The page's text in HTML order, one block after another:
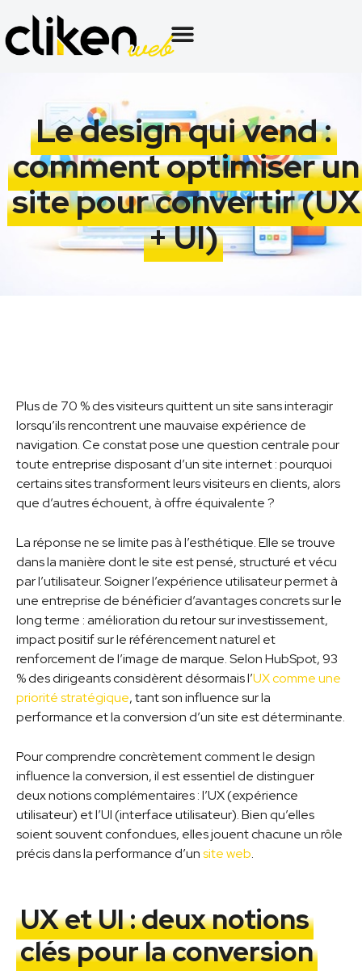
Le design qui vend :
comment optimiser un
site pour convertir (UX
+ UI)
Plus de 70 % des visiteurs quittent un site sans interagir
lorsqu’ils rencontrent une mauvaise expérience de
navigation. Ce constat pose une question centrale pour
toute entreprise disposant d’un site internet : pourquoi
certains sites transforment leurs visiteurs en clients, alors
que d’autres échouent, à offre équivalente ?
La réponse ne se limite pas à l’esthétique. Elle se trouve
dans la manière dont le site est pensé, structuré et vécu
par l’utilisateur. Soigner l’expérience utilisateur permet à
une entreprise de bénéficier d’avantages concrets sur le
long terme : amélioration du retour sur investissement,
impact positif sur le référencement naturel et
renforcement de l’image de marque. Selon HubSpot, 93
% des dirigeants considèrent désormais l’UX comme une
priorité stratégique, tant son influence sur la
performance et la conversion d’un site est déterminante.
Pour comprendre concrètement comment le design
influence la conversion, il est essentiel de distinguer
deux notions complémentaires : l’UX (expérience
utilisateur) et l’UI (interface utilisateur). Bien qu’elles
soient souvent confondues, elles jouent chacune un rôle
précis dans la performance d’unsite web.
UX et UI : deux notions
clés pour la conversion